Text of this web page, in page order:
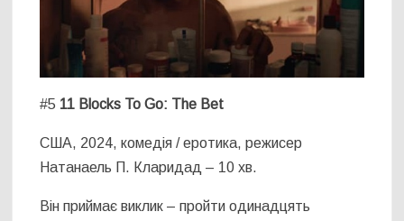
#5 11 Blocks To Go: The Bet
США, 2024, комедія / еротика, режисер
Натанаель П. Кларидад – 10 хв.
Він приймає виклик – пройти одинадцять